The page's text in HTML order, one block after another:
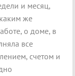
и месяц,
же
о доме, в
все
счетом и